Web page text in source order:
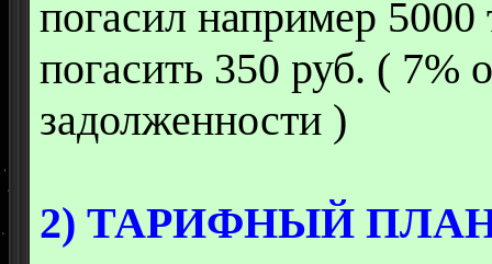
погасил например
погасить 350 руб. ( 7%
задолженности )
2) ТАРИФНЫЙ